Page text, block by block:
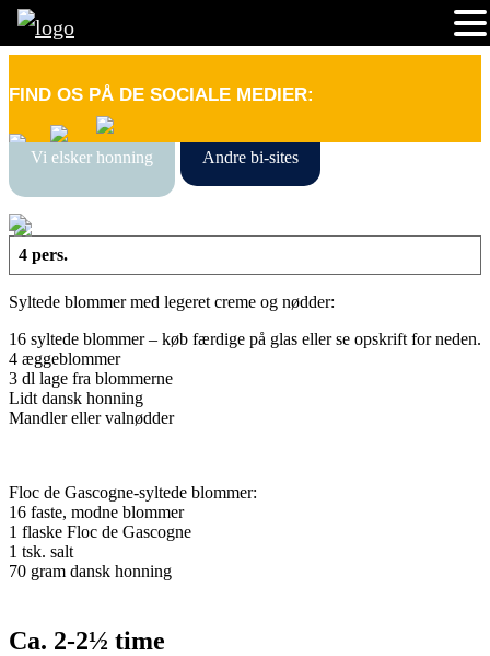
FIND OS PÅ DE SOCIALE MEDIER:
Vi elsker honning Andre bi-sites
4 pers.
Syltede blommer med legeret creme og nødder:
16 syltede blommer – køb færdige på glas eller se opskrift for neden.
4 æggeblommer
3 dl lage fra blommerne
Lidt dansk honning
Mandler eller valnødder
Floc de Gascogne-syltede blommer:
16 faste, modne blommer
1 flaske Floc de Gascogne
1 tsk. salt
70 gram dansk honning
Ca. 2-2½ time